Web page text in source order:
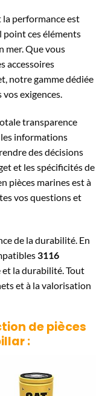
performance est
point ces éléments
mer. Que vous
accessoires
notre gamme dédiée
exigences.
transparence
informations
des décisions
et les spécificités de
pièces marines est à
vos questions et
de la durabilité. En
3116
et la durabilité. Tout
et à la valorisation
de pièces
: